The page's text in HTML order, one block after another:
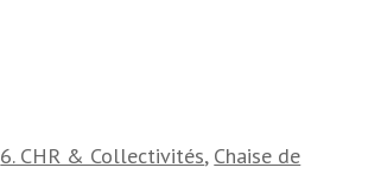
6. CHR & Collectivités, Chaise de